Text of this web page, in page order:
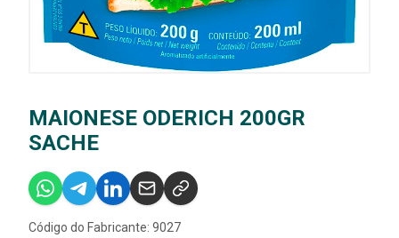
MAIONESE ODERICH 200GR
SACHE
Código do Fabricante: 9027